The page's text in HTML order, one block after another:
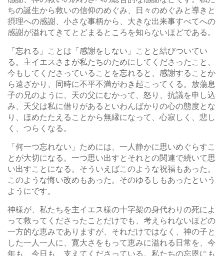
ちの誕生から救いの信仰のめぐみ、日々のめぐみと導きと
摂理への感謝、小さな事柄から、大きな出来事すべてへの
感謝が溢れてきてとどまるところを知らないほどである。
「忘れる」ことは「感謝をしない」ことと結びついてい
る。主イエスさまが私たちのためにしてくださったこと、
今もしてくださっていることを忘れると、感謝することか
ら遠ざかり、同時に不平不満がわき起こってくる。放蕩息
子の兄のように、天の父にむかって、怒り、抗議を申し込
み、天父は私に借りがあるといわんばかりの心の態度とな
り、ほめたたえることから無縁になって、心寂しく、悲し
く、つらくなる。
「何一つ忘れない」ためには、一人静かに思いめぐらすこ
とが大切になる。一つ思い出すとそれとの関連で続いて思
い出すことになる。そういえばこのような祝福もあった。
このような悔い改めもあった。そのゆるしもあったという
ようにです。
神様が、私たちを主イエス様の十字架の身代わりの死によ
って救ってくださったことだけでも、考えられないほどの
一方的な恵みでありますが、それだけではなく、神の子と
した一人一人に、寛大さをもって恵みに溢れる日常を、今
年も、今日も、支えてくださっている。私たちの忘恩にも